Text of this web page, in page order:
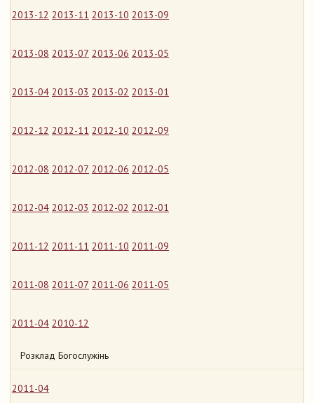
2013-12 2013-11 2013-10 2013-09
2013-08 2013-07 2013-06 2013-05
2013-04 2013-03 2013-02 2013-01
2012-12 2012-11 2012-10 2012-09
2012-08 2012-07 2012-06 2012-05
2012-04 2012-03 2012-02 2012-01
2011-12 2011-11 2011-10 2011-09
2011-08 2011-07 2011-06 2011-05
2011-04 2010-12
Розклад Богослужінь
2011-04